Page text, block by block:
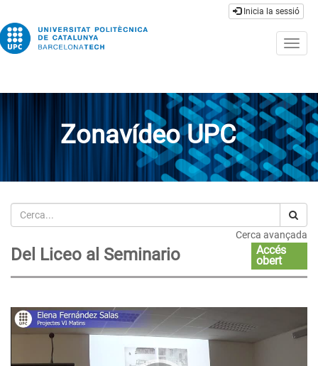
Inicia la sessió
Zonavídeo UPC
Cerca
Cerca avançada
Del Liceo al Seminario
Accés
obert